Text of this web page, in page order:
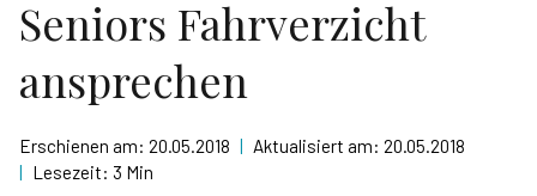
Seniors Fahrverzicht
ansprechen
Erschienen am: 20.05.2018 | Aktualisiert am: 20.05.2018
| Lesezeit: 3 Min